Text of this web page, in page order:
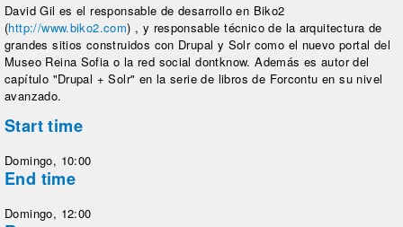
David Gil es el responsable de desarrollo en Biko2
(http://www.biko2.com) , y responsable técnico de la arquitectura de
grandes sitios construidos con Drupal y Solr como el nuevo portal del
Museo Reina Sofia o la red social dontknow. Además es autor del
capítulo "Drupal + Solr" en la serie de libros de Forcontu en su nivel
avanzado.
Start time
Domingo, 10:00
End time
Domingo, 12:00